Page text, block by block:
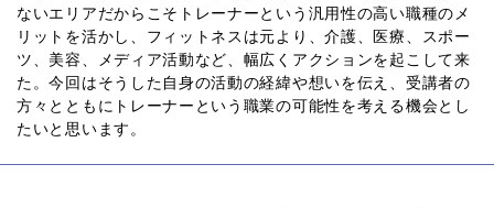
ないエリアだからこそトレーナーという汎用性の高い職種のメ
リットを活かし、フィットネスは元より、介護、医療、スポー
ツ、美容、メディア活動など、幅広くアクションを起こして来
た。今回はそうした自身の活動の経緯や想いを伝え、受講者の
方々とともにトレーナーという職業の可能性を考える機会とし
たいと思います。